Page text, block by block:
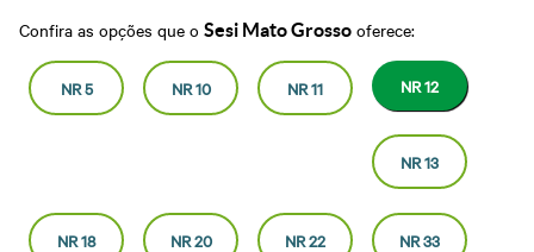
Confira as opções que o Sesi Mato Grosso oferece:
NR 5 NR 10 NR 11 NR 12
NR 13
NR 18 NR 20 NR 22 NR 33